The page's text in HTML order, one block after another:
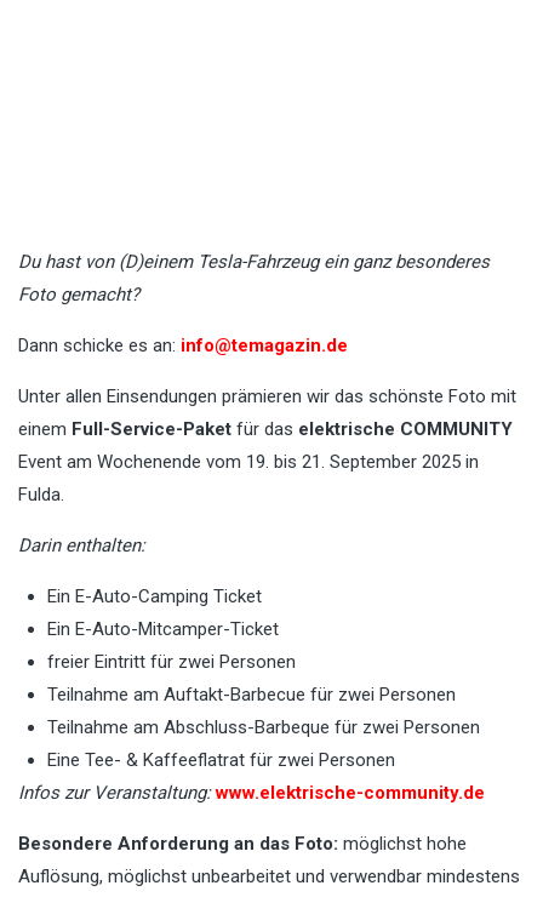
Du hast von (D)einem Tesla-Fahrzeug ein ganz besonderes
Foto gemacht?
Dann schicke es an: info@temagazin.de
Unter allen Einsendungen prämieren wir das schönste Foto mit
einem Full-Service-Paket für das elektrische COMMUNITY
Event am Wochenende vom 19. bis 21. September 2025 in
Fulda.
Darin enthalten:
Ein E-Auto-Camping Ticket
Ein E-Auto-Mitcamper-Ticket
freier Eintritt für zwei Personen
Teilnahme am Auftakt-Barbecue für zwei Personen
Teilnahme am Abschluss-Barbeque für zwei Personen
Eine Tee- & Kaffeeflatrat für zwei Personen
Infos zur Veranstaltung: www.elektrische-community.de
Besondere Anforderung an das Foto: möglichst hohe
Auflösung, möglichst unbearbeitet und verwendbar mindestens